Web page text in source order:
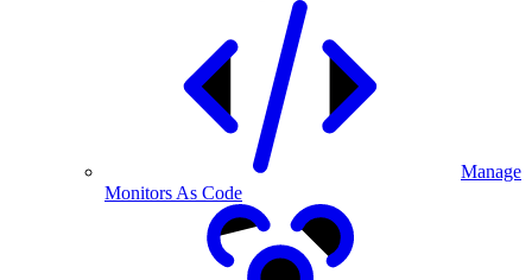
Manage
Monitors As Code